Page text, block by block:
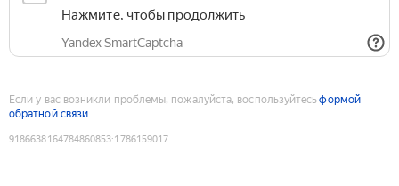
Нажмите, чтобы продолжить
Yandex SmartCaptcha
Если у вас возникли проблемы, пожалуйста, воспользуйтесьформой
обратной связи
9186638164784860853:1786159017